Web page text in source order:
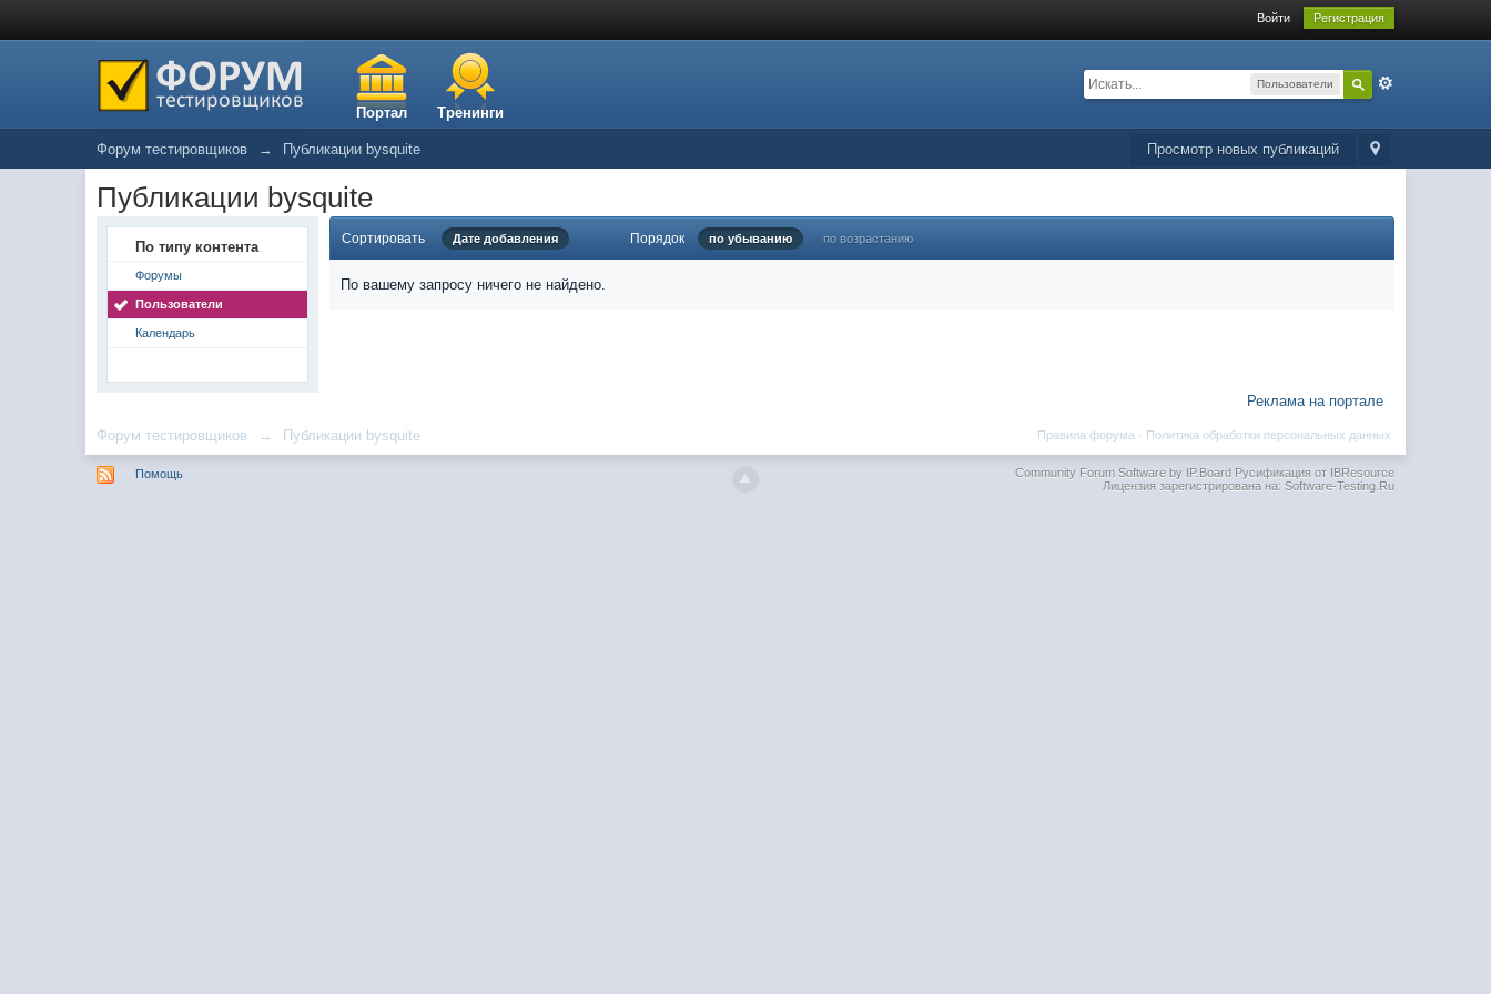
Войти Регистрация
Портал Тренинги
Пользователи
Просмотр новых публикаций
Форум тестировщиков → Публикации bysquite
Публикации bysquite
По типу контента
Форумы
Пользователи
Календарь
Сортировать Дате добавления Порядок по убыванию по возрастанию
По вашему запросу ничего не найдено.
Реклама на портале
Форум тестировщиков → Публикации bysquite Политика обработки персональных данных
Правила форума ·
Помощь Community Forum Software by IP.BoardРусификация от IBResource
Лицензия зарегистрирована на: Software-Testing.Ru